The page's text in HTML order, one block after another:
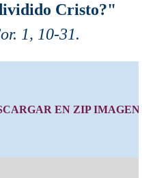
Cristo?"
1, 10-31.
EN ZIP